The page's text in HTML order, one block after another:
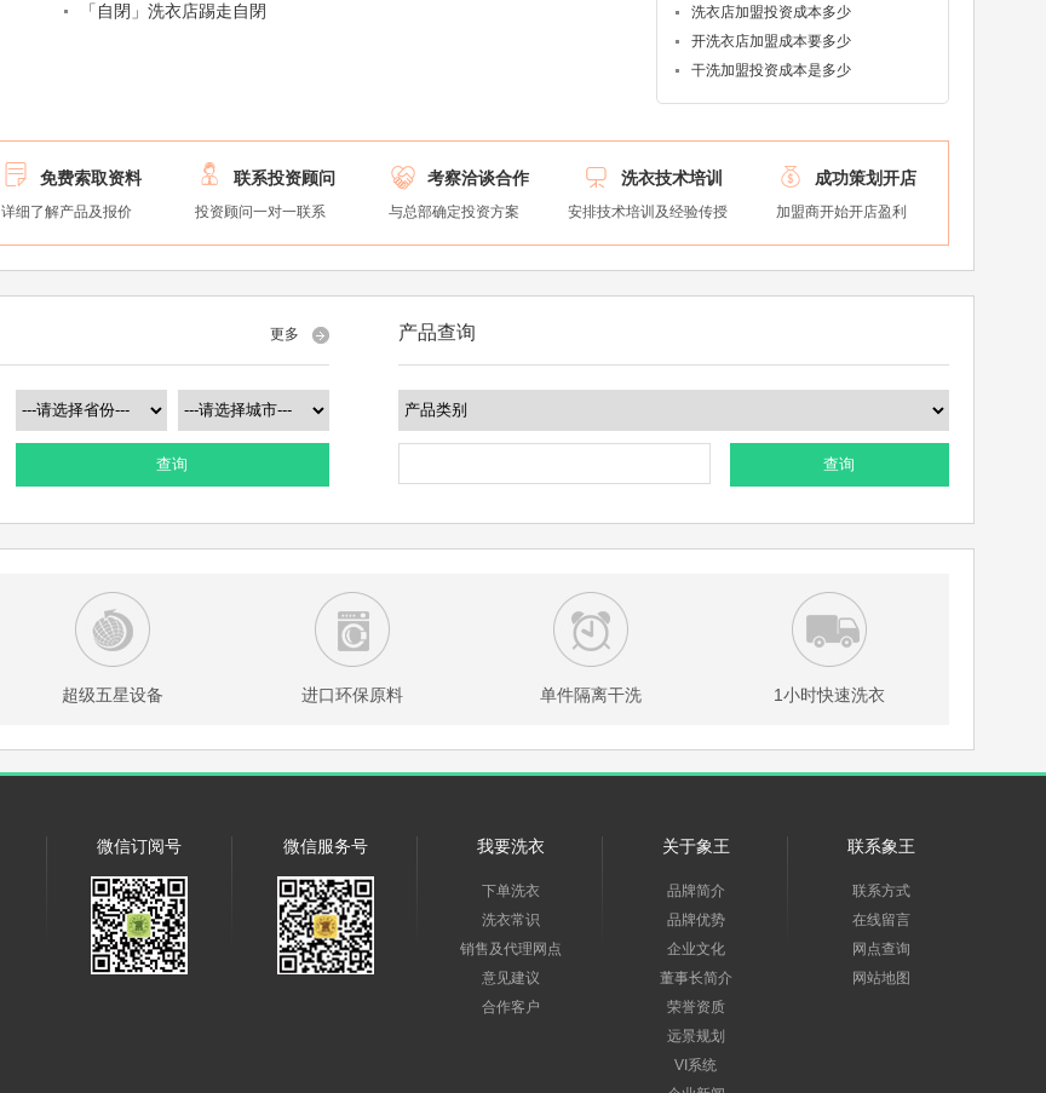
「自閉」洗衣店踢走自閉
洗衣店加盟投资成本多少
开洗衣店加盟成本要多少
干洗加盟投资成本是多少
 免费索取资料
详细了解产品及报价
 联系投资顾问
投资顾问一对一联系
 考察洽谈合作
与总部确定投资方案
 洗衣技术培训
安排技术培训及经验传授
 成功策划开店
加盟商开始开店盈利
更多
查询
产品查询
查询
超级五星设备 进口环保原料 单件隔离干洗 1小时快速洗衣
微信订阅号 微信服务号 我要洗衣
下单洗衣
洗衣常识
销售及代理网点
意见建议
合作客户
关于象王
品牌简介
品牌优势
企业文化
董事长简介
荣誉资质
远景规划
VI系统
联系象王
联系方式
在线留言
网点查询
网站地图